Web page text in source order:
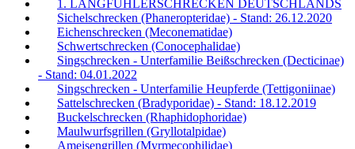
1. LANGFÜHLERSCHRECKEN DEUTSCHLANDS
Sichelschrecken (Phaneropteridae) - Stand: 26.12.2020
Eichenschrecken (Meconematidae)
Schwertschrecken (Conocephalidae)
Singschrecken - Unterfamilie Beißschrecken (Decticinae)
- Stand: 04.01.2022
Singschrecken - Unterfamilie Heupferde (Tettigoniinae)
Sattelschrecken (Bradyporidae) - Stand: 18.12.2019
Buckelschrecken (Rhaphidophoridae)
Maulwurfsgrillen (Gryllotalpidae)
Ameisengrillen (Myrmecophilidae)